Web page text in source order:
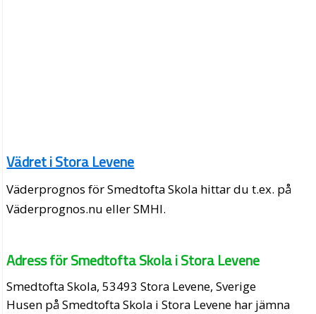
Vädret i Stora Levene
Väderprognos för Smedtofta Skola hittar du t.ex. på
Väderprognos.nu eller SMHI.
Adress för Smedtofta Skola i Stora Levene
Smedtofta Skola, 53493 Stora Levene, Sverige
Husen på Smedtofta Skola i Stora Levene har jämna